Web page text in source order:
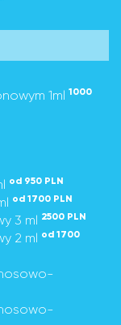
1ml 1000
od 950 PLN
od 1700 PLN
3 ml 2500 PLN
2 ml od 1700